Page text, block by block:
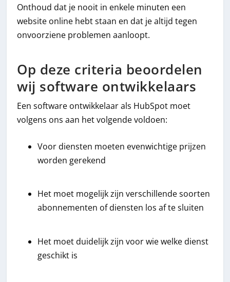
Onthoud dat je nooit in enkele minuten een
website online hebt staan en dat je altijd tegen
onvoorziene problemen aanloopt.
Op deze criteria beoordelen
wij software ontwikkelaars
Een software ontwikkelaar als HubSpot moet
volgens ons aan het volgende voldoen:
Voor diensten moeten evenwichtige prijzen
worden gerekend
Het moet mogelijk zijn verschillende soorten
abonnementen of diensten los af te sluiten
Het moet duidelijk zijn voor wie welke dienst
geschikt is